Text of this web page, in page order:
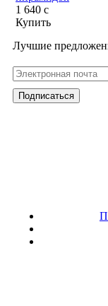
1 640c
Купить
Лучшие